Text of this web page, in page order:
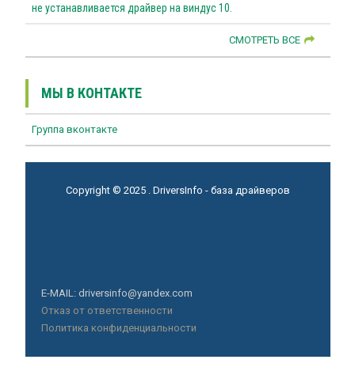
не устанавливается драйвер на виндус 10.
СМОТРЕТЬ ВСЕ
МЫ В КОНТАКТЕ
Группа вконтакте
Copyright © 2025 . DriversInfo - база драйверов
E-MAIL: driversinfo@yandex.com
Отказ от ответственности
Политика конфиденциальности